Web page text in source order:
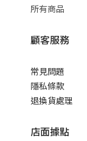
所有商品
顧客服務
常見問題
隱私條款
退換貨處理
店面據點